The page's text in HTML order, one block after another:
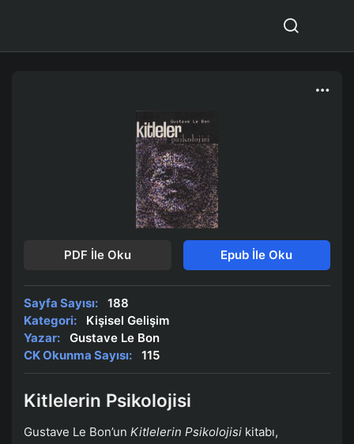
PDF İle Oku Epub İle Oku
Sayfa Sayısı:
188
Kategori:
Kişisel Gelişim
Yazar:
Gustave Le Bon
CK Okunma Sayısı:
115
Kitlelerin Psikolojisi
Gustave Le Bon’un Kitlelerin Psikolojisi kitabı,